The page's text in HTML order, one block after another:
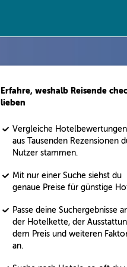
Erfahre, weshalb Reisende
lieben
Vergleiche
aus Tausenden Rezensionen
Nutzer stammen.
Mit nur einer Suche siehst du
genaue Preise für günstige
Passe deine Suchergebnisse
der Hotelkette, der
dem Preis und weiteren
an.